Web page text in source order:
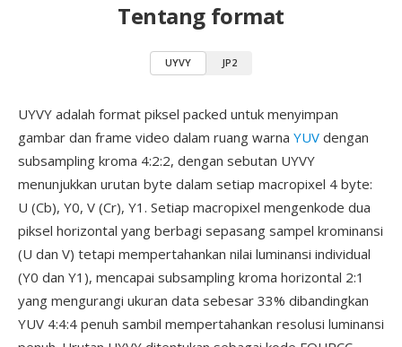
Tentang format
UYVY JP2
UYVY adalah format piksel packed untuk menyimpan
gambar dan frame video dalam ruang warna YUV dengan
subsampling kroma 4:2:2, dengan sebutan UYVY
menunjukkan urutan byte dalam setiap macropixel 4 byte:
U (Cb), Y0, V (Cr), Y1. Setiap macropixel mengenkode dua
piksel horizontal yang berbagi sepasang sampel krominansi
(U dan V) tetapi mempertahankan nilai luminansi individual
(Y0 dan Y1), mencapai subsampling kroma horizontal 2:1
yang mengurangi ukuran data sebesar 33% dibandingkan
YUV 4:4:4 penuh sambil mempertahankan resolusi luminansi